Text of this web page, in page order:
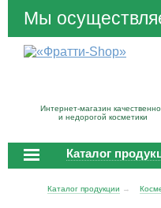
Мы
Интернет-магазин
и недорогой косметики
Каталог
Каталог продукции →